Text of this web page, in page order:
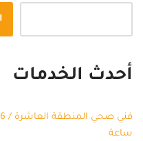
أحدث الخدمات
ساعة